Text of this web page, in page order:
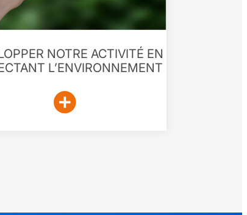
NOTRE ACTIVITÉ EN
L’ENVIRONNEMENT